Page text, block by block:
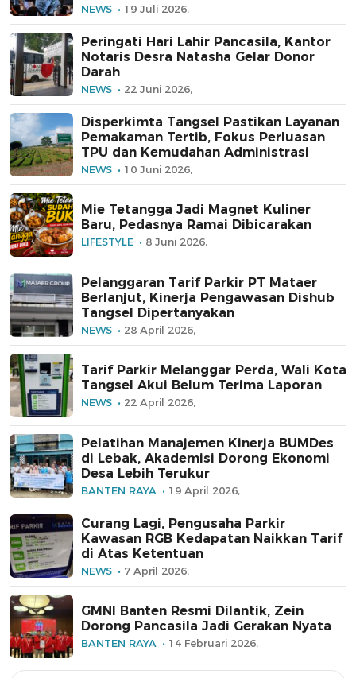
NEWS 19 Juli 2026,
Peringati Hari Lahir Pancasila, Kantor
Notaris Desra Natasha Gelar Donor
Darah
NEWS 22 Juni 2026,
Disperkimta Tangsel Pastikan Layanan
Pemakaman Tertib, Fokus Perluasan
TPU dan Kemudahan Administrasi
NEWS 10 Juni 2026,
Mie Tetangga Jadi Magnet Kuliner
Baru, Pedasnya Ramai Dibicarakan
LIFESTYLE 8 Juni 2026,
Pelanggaran Tarif Parkir PT Mataer
Berlanjut, Kinerja Pengawasan Dishub
Tangsel Dipertanyakan
NEWS 28 April 2026,
Tarif Parkir Melanggar Perda, Wali Kota
Tangsel Akui Belum Terima Laporan
NEWS 22 April 2026,
Pelatihan Manajemen Kinerja BUMDes
di Lebak, Akademisi Dorong Ekonomi
Desa Lebih Terukur
BANTEN RAYA 19 April 2026,
Curang Lagi, Pengusaha Parkir
Kawasan RGB Kedapatan Naikkan Tarif
di Atas Ketentuan
NEWS 7 April 2026,
GMNI Banten Resmi Dilantik, Zein
Dorong Pancasila Jadi Gerakan Nyata
BANTEN RAYA 14 Februari 2026,